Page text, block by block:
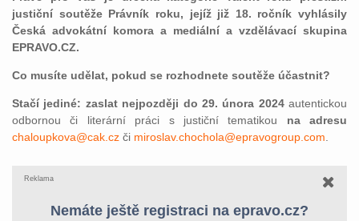
justiční soutěže Právník roku, jejíž již 18. ročník vyhlásily
Česká advokátní komora a mediální a vzdělávací skupina
EPRAVO.CZ.
Co musíte udělat, pokud se rozhodnete soutěže účastnit?
Stačí jediné: zaslat nejpozději do 29. února 2024 autentickou
odbornou či literární práci s justiční tematikou na adresu
chaloupkova@cak.cz či miroslav.chochola@epravogroup.com
Reklama
Nemáte ještě registraci na epravo.cz?